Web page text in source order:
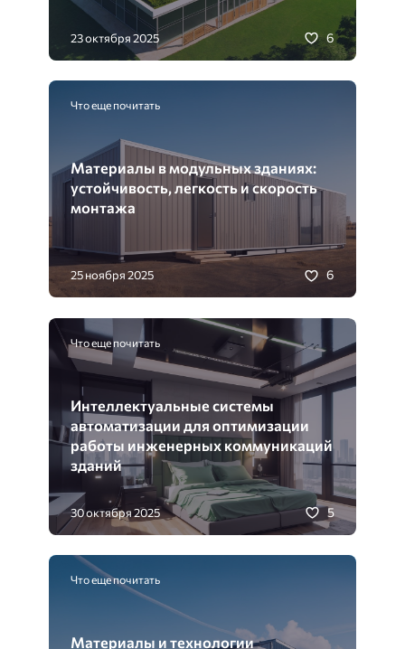
23 октября 2025 6
Что еще почитать
Материалы в модульных зданиях:
устойчивость, легкость и скорость
монтажа
25 ноября 2025 6
Что еще почитать
Интеллектуальные системы
автоматизации для оптимизации
работы инженерных коммуникаций
зданий
30 октября 2025 5
Что еще почитать
Материалы и технологии